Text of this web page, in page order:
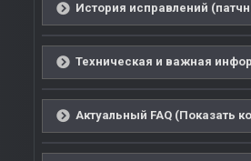
История исправлений
Техническая и важная
Актуальный FAQ (Показать